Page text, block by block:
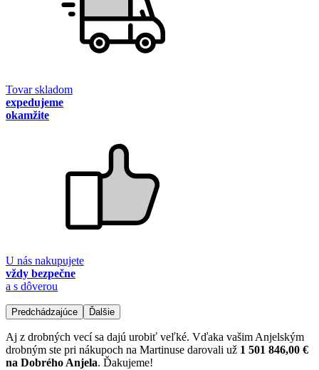
Tovar skladom
expedujeme
okamžite
U nás nakupujete
vždy bezpečne
a s dôverou
Predchádzajúce Ďalšie
Aj z drobných vecí sa dajú urobiť veľké. Vďaka vašim Anjelským
drobným ste pri nákupoch na Martinuse darovali už 1 501 846,00 €
na Dobrého Anjela. Ďakujeme!